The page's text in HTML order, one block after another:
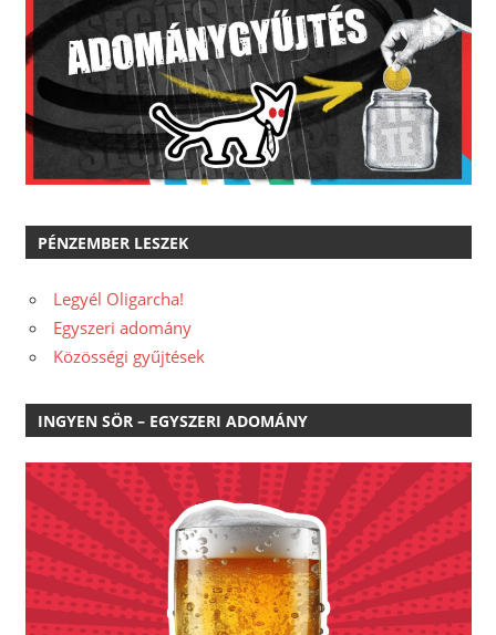
PÉNZEMBER LESZEK
Legyél Oligarcha!
Egyszeri adomány
Közösségi gyűjtések
INGYEN SÖR – EGYSZERI ADOMÁNY